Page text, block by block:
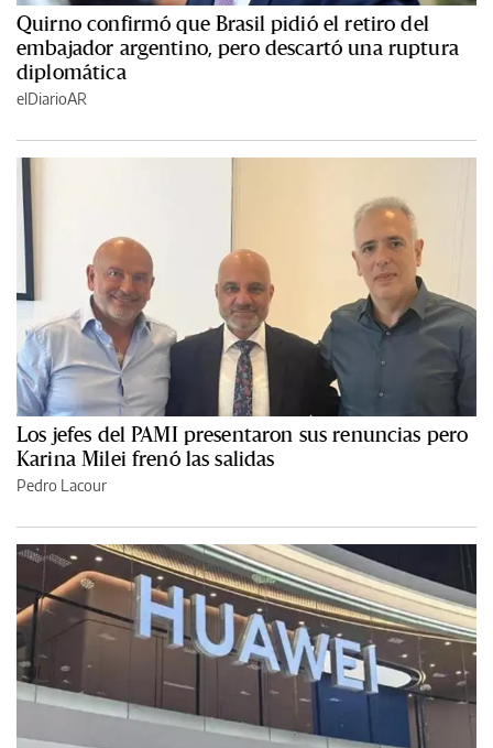
Quirno confirmó que Brasil pidió el retiro del
embajador argentino, pero descartó una ruptura
diplomática
elDiarioAR
Los jefes del PAMI presentaron sus renuncias pero
Karina Milei frenó las salidas
Pedro Lacour